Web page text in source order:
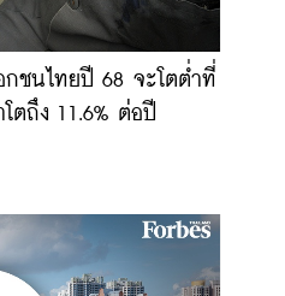
กชนไทยปี 68 จะโตต่ำที่
ตถึง 11.6% ต่อปี